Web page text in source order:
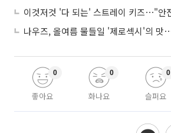
좋아요
0
화나요
0
슬퍼요
0